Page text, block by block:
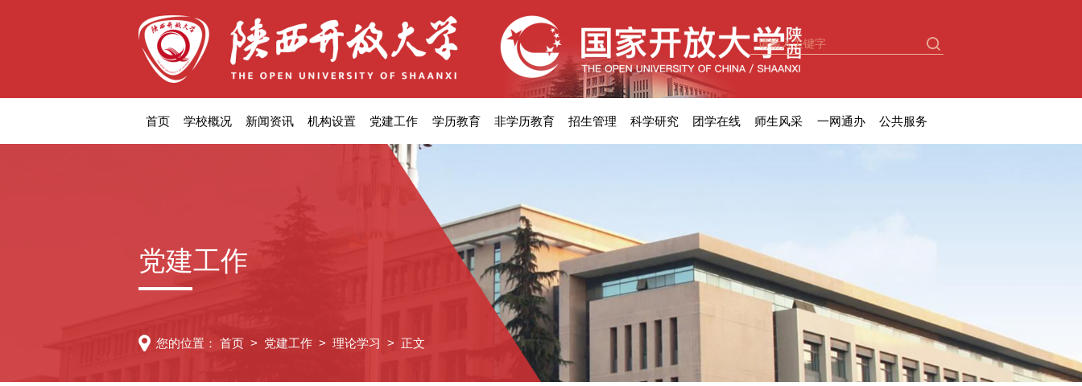
首页 学校概况 新闻资讯 机构设置 党建工作 学历教育 非学历教育 招生管理 科学研究 团学在线 师生风采 一网通办 公共服务
党建工作
您的位置： 首页 > 党建工作 > 理论学习 > 正文